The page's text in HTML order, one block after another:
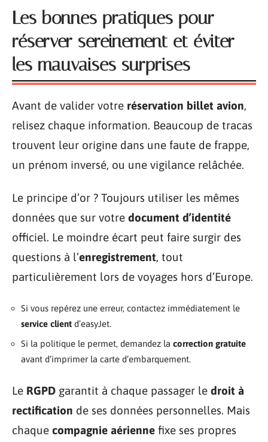
Les bonnes pratiques pour
réserver sereinement et éviter
les mauvaises surprises
Avant de valider votre réservation billet avion,
relisez chaque information. Beaucoup de tracas
trouvent leur origine dans une faute de frappe,
un prénom inversé, ou une vigilance relâchée.
Le principe d’or ? Toujours utiliser les mêmes
données que sur votre document d’identité
officiel. Le moindre écart peut faire surgir des
questions à l’enregistrement, tout
particulièrement lors de voyages hors d’Europe.
Si vous repérez une erreur, contactez immédiatement le
service client d’easyJet.
Si la politique le permet, demandez la correction gratuite
avant d’imprimer la carte d’embarquement.
Le RGPD garantit à chaque passager le droit à
rectification de ses données personnelles. Mais
chaque compagnie aérienne fixe ses propres